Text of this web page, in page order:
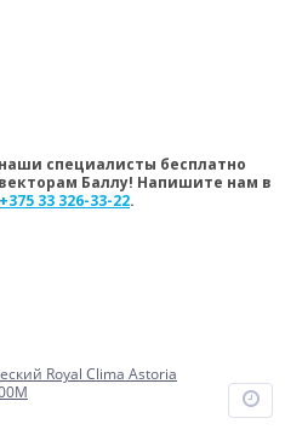
специалисты бесплатно
Баллу! Напишите нам в
+375 33 326-33-22.
Royal Clima Astoria